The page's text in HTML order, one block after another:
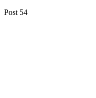
Post 54